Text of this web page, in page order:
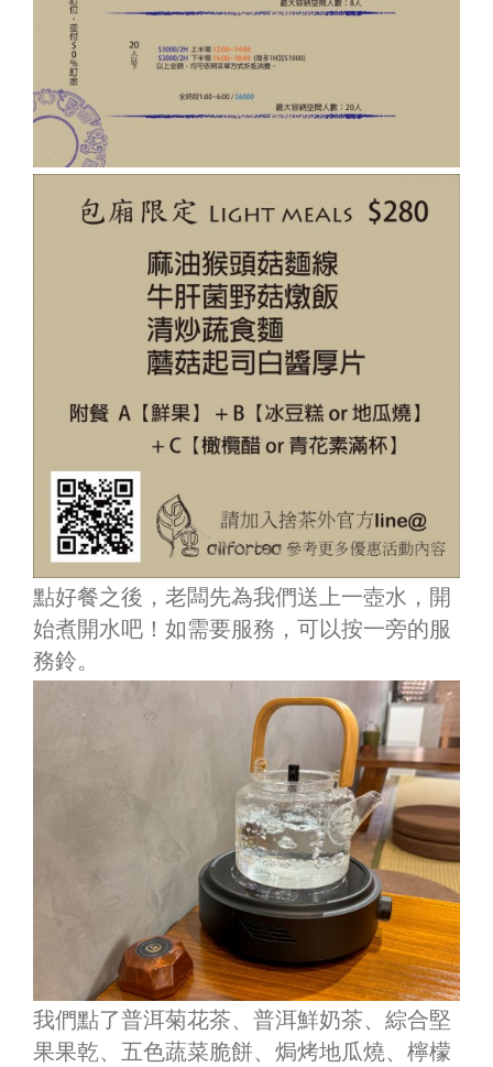
點好餐之後，老闆先為我們送上一壺水，開
始煮開水吧！如需要服務，可以按一旁的服
務鈴。
我們點了普洱菊花茶、普洱鮮奶茶、綜合堅
果果乾、五色蔬菜脆餅、焗烤地瓜燒、檸檬